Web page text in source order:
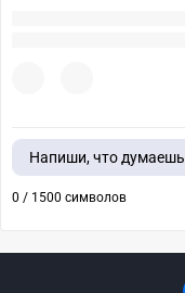
Напиши, что думаешь
0 / 1500 символов